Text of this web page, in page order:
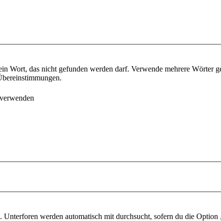
Wort, das nicht gefunden werden darf. Verwende mehrere Wörter
werden automatisch mit durchsucht, sofern du die